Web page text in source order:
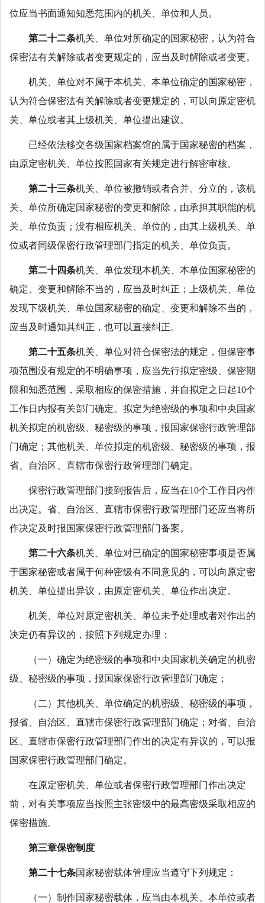
位应当书面通知知悉范围内的机关、单位和人员。
第二十二条机关、单位对所确定的国家秘密，认为符合
保密法有关解除或者变更规定的，应当及时解除或者变更。
机关、单位对不属于本机关、本单位确定的国家秘密，
认为符合保密法有关解除或者变更规定的，可以向原定密机
关、单位或者其上级机关、单位提出建议。
已经依法移交各级国家档案馆的属于国家秘密的档案，
由原定密机关、单位按照国家有关规定进行解密审核。
第二十三条机关、单位被撤销或者合并、分立的，该机
关、单位所确定国家秘密的变更和解除，由承担其职能的机
关、单位负责；没有相应机关、单位的，由其上级机关、单
位或者同级保密行政管理部门指定的机关、单位负责。
第二十四条机关、单位发现本机关、本单位国家秘密的
确定、变更和解除不当的，应当及时纠正；上级机关、单位
发现下级机关、单位国家秘密的确定、变更和解除不当的，
应当及时通知其纠正，也可以直接纠正。
第二十五条机关、单位对符合保密法的规定，但保密事
项范围没有规定的不明确事项，应当先行拟定密级、保密期
限和知悉范围，采取相应的保密措施，并自拟定之日起10个
工作日内报有关部门确定。拟定为绝密级的事项和中央国家
机关拟定的机密级、秘密级的事项，报国家保密行政管理部
门确定；其他机关、单位拟定的机密级、秘密级的事项，报
省、自治区、直辖市保密行政管理部门确定。
保密行政管理部门接到报告后，应当在10个工作日内作
出决定。省、自治区、直辖市保密行政管理部门还应当将所
作决定及时报国家保密行政管理部门备案。
第二十六条机关、单位对已确定的国家秘密事项是否属
于国家秘密或者属于何种密级有不同意见的，可以向原定密
机关、单位提出异议，由原定密机关、单位作出决定。
机关、单位对原定密机关、单位未予处理或者对作出的
决定仍有异议的，按照下列规定办理：
（一）确定为绝密级的事项和中央国家机关确定的机密
级、秘密级的事项，报国家保密行政管理部门确定；
（二）其他机关、单位确定的机密级、秘密级的事项，
报省、自治区、直辖市保密行政管理部门确定；对省、自治
区、直辖市保密行政管理部门作出的决定有异议的，可以报
国家保密行政管理部门确定。
在原定密机关、单位或者保密行政管理部门作出决定
前，对有关事项应当按照主张密级中的最高密级采取相应的
保密措施。
第三章保密制度
第二十七条国家秘密载体管理应当遵守下列规定：
（一）制作国家秘密载体，应当由本机关、本单位或者